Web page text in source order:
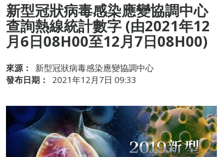
新型冠狀病毒感染應變協調中心
查詢熱線統計數字 (由2021年12
月6日08H00至12月7日08H00)
來源：
新型冠狀病毒感染應變協調中心
發布日期：
2021年12月7日 09:33